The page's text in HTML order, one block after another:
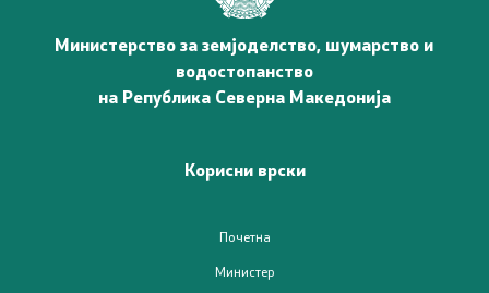
ИПАРД
ИПАРД Програма 2014-2020
Министерство за земјоделство, шумарство и
водостопанство
на Република Северна Македонија
Корисни врски
Почетна
Министер